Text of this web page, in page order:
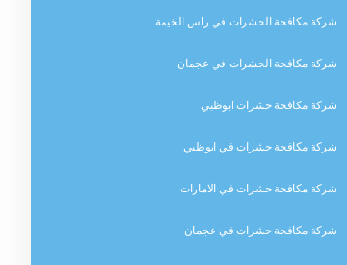
شركة مكافحة الحشرات في راس الخيمة
شركة مكافحة الحشرات في عجمان
شركة مكافحة حشرات ابوظبي
شركة مكافحة حشرات في ابوظبي
شركة مكافحة حشرات في الامارات
شركة مكافحة حشرات في عجمان